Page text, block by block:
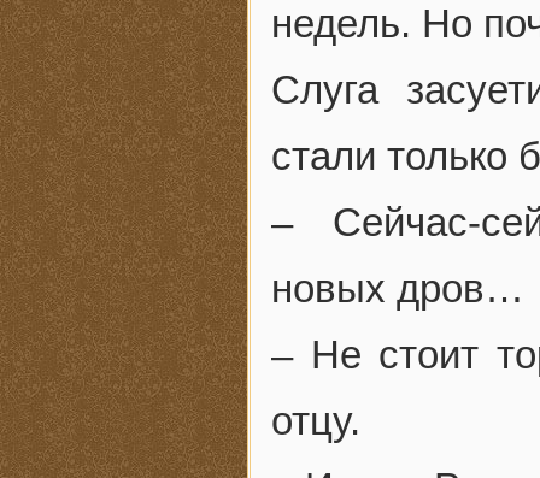
недель. Но
Слуга
стали только
– Сейчас-
новых дров…
– Не стоит
отцу.